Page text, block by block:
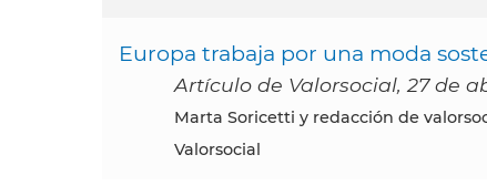
Europa trabaja por una moda
Artículo de Valorsocial, 27 de
Marta Soricetti y redacción de
Valorsocial